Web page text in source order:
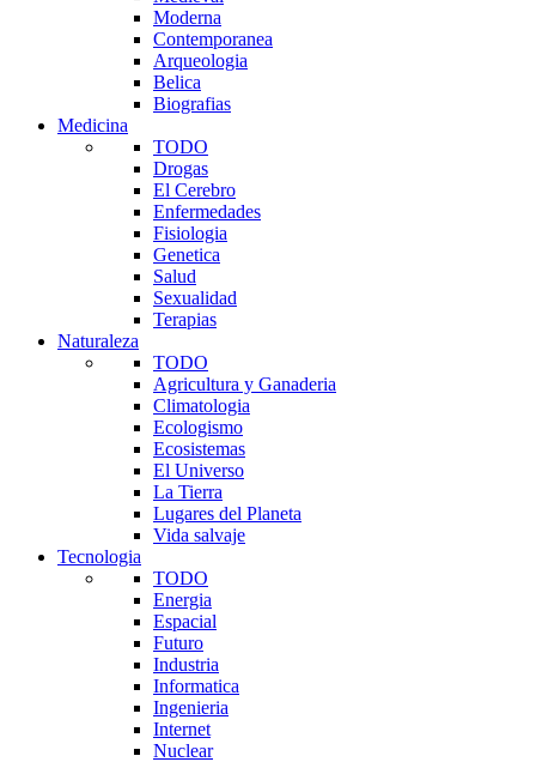
Moderna
Contemporanea
Arqueologia
Belica
Biografias
Medicina
TODO
Drogas
El Cerebro
Enfermedades
Fisiologia
Genetica
Salud
Sexualidad
Terapias
Naturaleza
TODO
Agricultura y Ganaderia
Climatologia
Ecologismo
Ecosistemas
El Universo
La Tierra
Lugares del Planeta
Vida salvaje
Tecnologia
TODO
Energia
Espacial
Futuro
Industria
Informatica
Ingenieria
Internet
Nuclear